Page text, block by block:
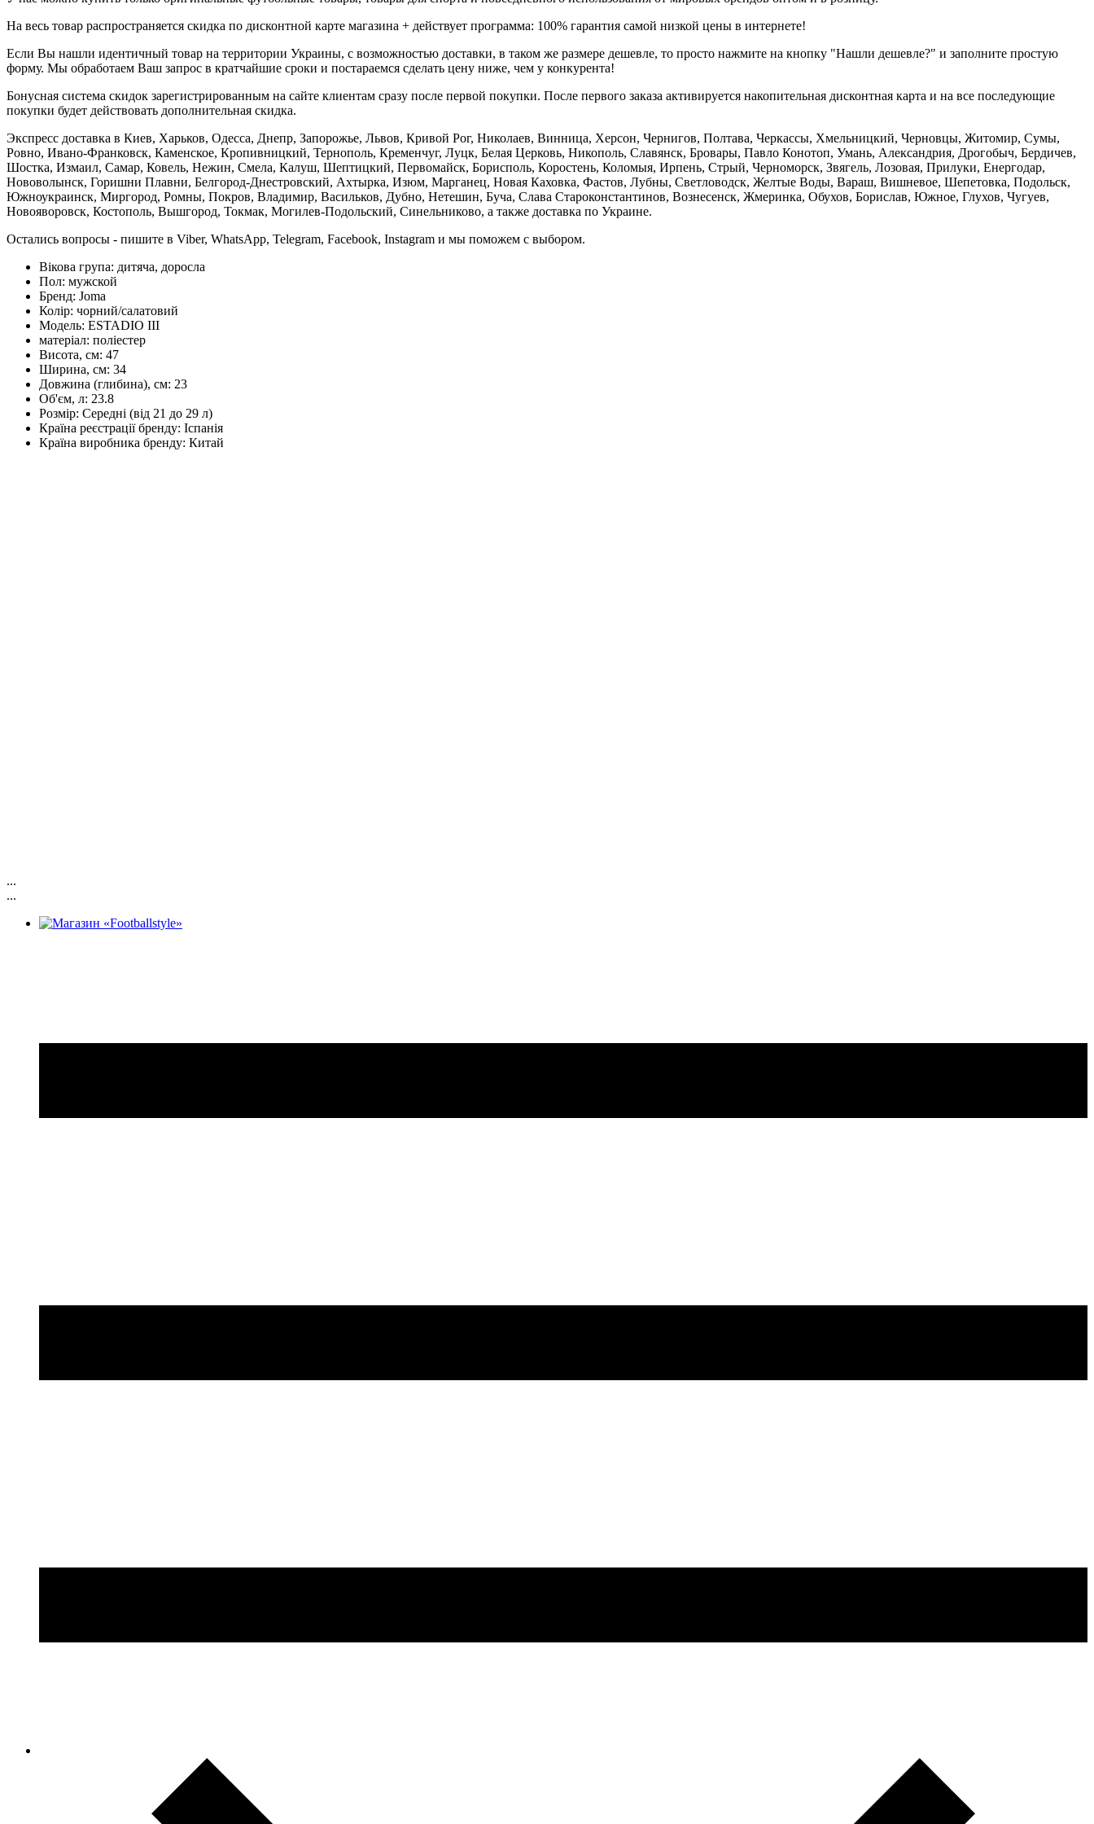
На весь товар распространяется скидка по дисконтной карте магазина + действует программа: 100% гарантия самой низкой цены в интернете!
Если Вы нашли идентичный товар на территории Украины, с возможностью доставки, в таком же размере дешевле, то просто нажмите на кнопку "Нашли дешевле?" и заполните простую
форму. Мы обработаем Ваш запрос в кратчайшие сроки и постараемся сделать цену ниже, чем у конкурента!
Бонусная система скидок зарегистрированным на сайте клиентам сразу после первой покупки. После первого заказа активируется накопительная дисконтная карта и на все последующие
покупки будет действовать дополнительная скидка.
Экспресс доставка в Киев, Харьков, Одесса, Днепр, Запорожье, Львов, Кривой Рог, Николаев, Винница, Херсон, Чернигов, Полтава, Черкассы, Хмельницкий, Черновцы, Житомир, Сумы,
Ровно, Ивано-Франковск, Каменское, Кропивницкий, Тернополь, Кременчуг, Луцк, Белая Церковь, Никополь, Славянск, Бровары, Павло Конотоп, Умань, Александрия, Дрогобыч, Бердичев,
Шостка, Измаил, Самар, Ковель, Нежин, Смела, Калуш, Шептицкий, Первомайск, Борисполь, Коростень, Коломыя, Ирпень, Стрый, Черноморск, Звягель, Лозовая, Прилуки, Енергодар,
Нововолынск, Горишни Плавни, Белгород-Днестровский, Ахтырка, Изюм, Марганец, Новая Каховка, Фастов, Лубны, Светловодск, Желтые Воды, Вараш, Вишневое, Шепетовка, Подольск,
Южноукраинск, Миргород, Ромны, Покров, Владимир, Васильков, Дубно, Нетешин, Буча, Слава Староконстантинов, Вознесенск, Жмеринка, Обухов, Борислав, Южное, Глухов, Чугуев,
Новояворовск, Костополь, Вышгород, Токмак, Могилев-Подольский, Синельниково, а также доставка по Украине.
Остались вопросы - пишите в Viber, WhatsApp, Telegram, Facebook, Instagram и мы поможем с выбором.
Вікова група: дитяча, доросла
Пол: мужской
Бренд: Joma
Колір: чорний/салатовий
Модель: ESTADIO III
матеріал: поліестер
Висота, см: 47
Ширина, см: 34
Довжина (глибина), см: 23
Об'єм, л: 23.8
Розмір: Середні (від 21 до 29 л)
Країна реєстрації бренду: Іспанія
Країна виробника бренду: Китай
...
...